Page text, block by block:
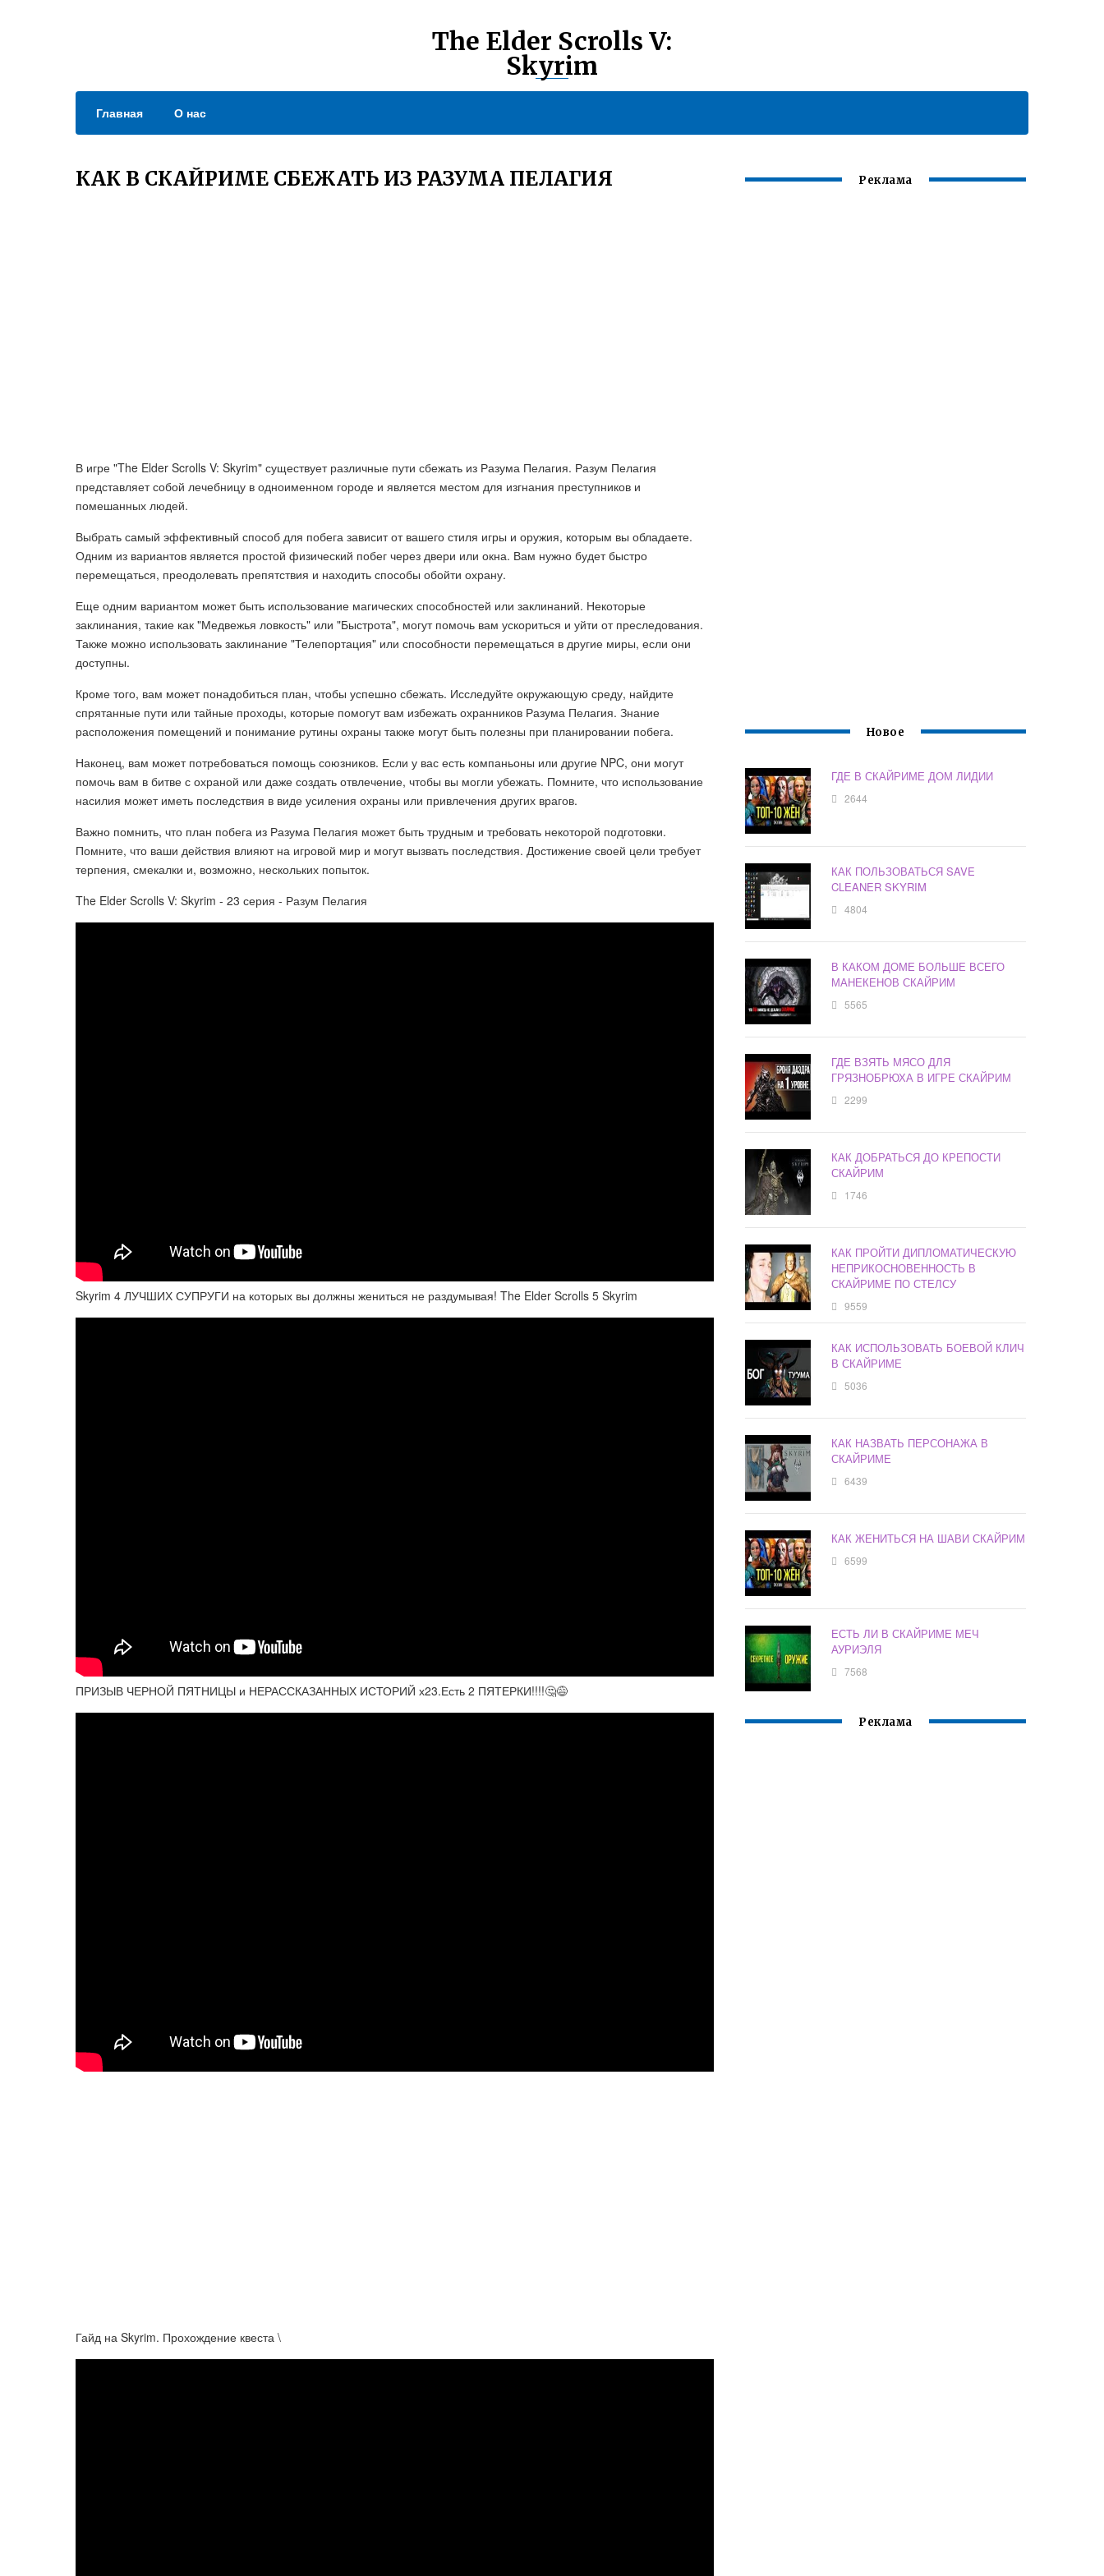
The Elder Scrolls V:
Skyrim
Главная О нас
КАК В СКАЙРИМЕ СБЕЖАТЬ ИЗ РАЗУМА ПЕЛАГИЯ
В игре "The Elder Scrolls V: Skyrim" существует различные пути сбежать из Разума Пелагия. Разум Пелагия
представляет собой лечебницу в одноименном городе и является местом для изгнания преступников и
помешанных людей.
Выбрать самый эффективный способ для побега зависит от вашего стиля игры и оружия, которым вы обладаете.
Одним из вариантов является простой физический побег через двери или окна. Вам нужно будет быстро
перемещаться, преодолевать препятствия и находить способы обойти охрану.
Еще одним вариантом может быть использование магических способностей или заклинаний. Некоторые
заклинания, такие как "Медвежья ловкость" или "Быстрота", могут помочь вам ускориться и уйти от преследования.
Также можно использовать заклинание "Телепортация" или способности перемещаться в другие миры, если они
доступны.
Кроме того, вам может понадобиться план, чтобы успешно сбежать. Исследуйте окружающую среду, найдите
спрятанные пути или тайные проходы, которые помогут вам избежать охранников Разума Пелагия. Знание
расположения помещений и понимание рутины охраны также могут быть полезны при планировании побега.
Наконец, вам может потребоваться помощь союзников. Если у вас есть компаньоны или другие NPC, они могут
помочь вам в битве с охраной или даже создать отвлечение, чтобы вы могли убежать. Помните, что использование
насилия может иметь последствия в виде усиления охраны или привлечения других врагов.
Важно помнить, что план побега из Разума Пелагия может быть трудным и требовать некоторой подготовки.
Помните, что ваши действия влияют на игровой мир и могут вызвать последствия. Достижение своей цели требует
терпения, смекалки и, возможно, нескольких попыток.
The Elder Scrolls V: Skyrim - 23 серия - Разум Пелагия
Skyrim 4 ЛУЧШИХ СУПРУГИ на которых вы должны жениться не раздумывая! The Elder Scrolls 5 Skyrim
ПРИЗЫВ ЧЕРНОЙ ПЯТНИЦЫ и НЕРАССКАЗАННЫХ ИСТОРИЙ х23.Есть 2 ПЯТЕРКИ!!!!🤔😅
Гайд на Skyrim. Прохождение квеста \
Реклама
Новое
ГДЕ В СКАЙРИМЕ ДОМ ЛИДИИ
2644
КАК ПОЛЬЗОВАТЬСЯ SAVE
CLEANER SKYRIM
4804
В КАКОМ ДОМЕ БОЛЬШЕ ВСЕГО
МАНЕКЕНОВ СКАЙРИМ
5565
ГДЕ ВЗЯТЬ МЯСО ДЛЯ
ГРЯЗНОБРЮХА В ИГРЕ СКАЙРИМ
2299
КАК ДОБРАТЬСЯ ДО КРЕПОСТИ
СКАЙРИМ
1746
КАК ПРОЙТИ ДИПЛОМАТИЧЕСКУЮ
НЕПРИКОСНОВЕННОСТЬ В
СКАЙРИМЕ ПО СТЕЛСУ
9559
КАК ИСПОЛЬЗОВАТЬ БОЕВОЙ КЛИЧ
В СКАЙРИМЕ
5036
КАК НАЗВАТЬ ПЕРСОНАЖА В
СКАЙРИМЕ
6439
КАК ЖЕНИТЬСЯ НА ШАВИ СКАЙРИМ
6599
ЕСТЬ ЛИ В СКАЙРИМЕ МЕЧ
АУРИЭЛЯ
7568
Реклама